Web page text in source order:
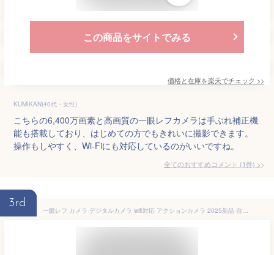
この商品をサイトでみる
価格と在庫を楽天でチェック >>
KUMIKAN(40代・女性)
こちらの6,400万画素と高画質の一眼レフカメラは手ぶれ補正機
能も搭載しており、はじめての方でもきれいに撮影できます。
操作もしやすく、Wi-Fiにも対応しているのがいいですね。
全てのおすすめコメント (1件) >
3rd
一眼レフ カメラ デジタルカメラ wifi対応 アクションカメラ 2025新品 自撮り 一眼レフ ビデオカメラ 4K 6400万画素 IRナイトビジョン HDMI出力 電子手ブレ補正 F=2.7大絞り 16倍ズーム 初心者 旅行 入学プレゼント